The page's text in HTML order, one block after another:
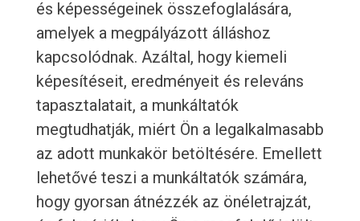
és képességeinek összefoglalására,
amelyek a megpályázott álláshoz
kapcsolódnak. Azáltal, hogy kiemeli
képesítéseit, eredményeit és releváns
tapasztalatait, a munkáltatók
megtudhatják, miért Ön a legalkalmasabb
az adott munkakör betöltésére. Emellett
lehetővé teszi a munkáltatók számára,
hogy gyorsan átnézzék az önéletrajzát,